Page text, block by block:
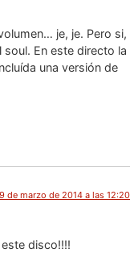
je, je. Pero si,
En este directo la
una versión de
9 de marzo de 2014 a las 12:20
disco!!!!